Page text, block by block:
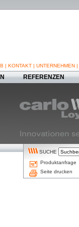
| KONTAKT | UNTERNEHMEN |
REFERENZEN
SUCHE
Produktanfrage
Seite drucken